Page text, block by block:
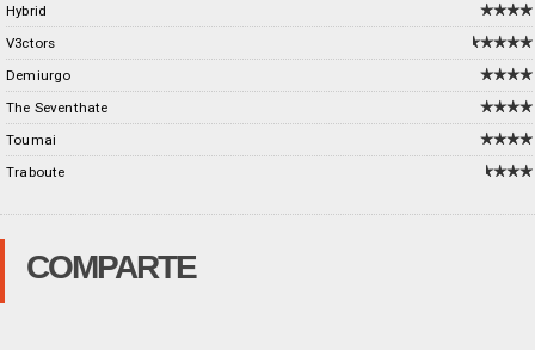
Hybrid
V3ctors
Demiurgo
The Seventhate
Toumai
Traboute
COMPARTE